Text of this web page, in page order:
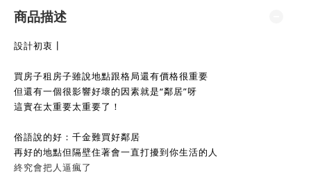
商品描述
設計初衷┃
買房子租房子雖說地點跟格局還有價格很重要
但還有一個很影響好壞的因素就是“鄰居”呀
這實在太重要太重要了！
俗語說的好：千金難買好鄰居
再好的地點但隔壁住著會一直打擾到你生活的人
終究會把人逼瘋了